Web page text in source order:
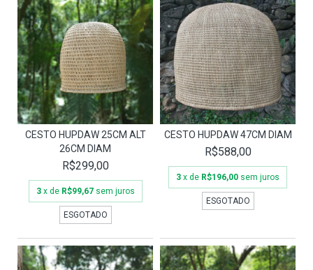
CESTO HUPDAW 25CM ALT
26CM DIAM
R$299,00
3 x de R$99,67 sem juros
ESGOTADO
CESTO HUPDAW 47CM DIAM
R$588,00
3 x de R$196,00 sem juros
ESGOTADO